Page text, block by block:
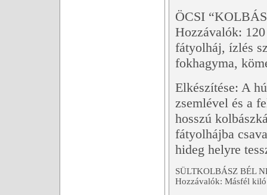
ÖCSI
Hozzávalók:
fátyolháj, ízlés
fokhagyma,
Elkészítése: A
zsemlével és a
hosszú
fátyolhájba
hideg helyre
SÜLTKOLBÁSZ BÉL
Hozzávalók: Másfél